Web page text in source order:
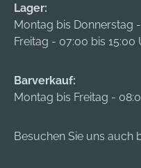
Lager:
Montag bis Donnerstag
Freitag - 07:00 bis 15:00
Barverkauf:
Montag bis Freitag -
Besuchen Sie uns auch